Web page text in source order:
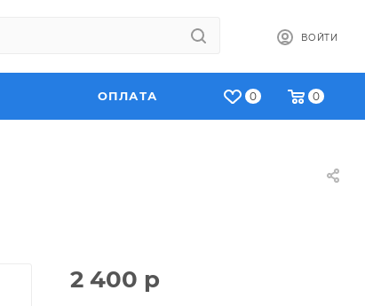
ВОЙТИ
0 0
ОПЛАТА
2 400 р